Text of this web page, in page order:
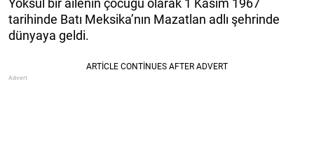
tarihinde Batı Meksika’nın Mazatlan adlı şehrinde
dünyaya geldi.